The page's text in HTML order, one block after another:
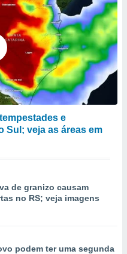
e
Sul; veja as áreas em
de granizo causam
no RS; veja imagens
podem ter uma segunda